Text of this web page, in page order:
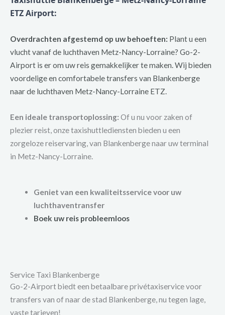
ETZ Airport:
Overdrachten afgestemd op uw behoeften: Plant u een
vlucht vanaf de luchthaven Metz-Nancy-Lorraine? Go-2-
Airport is er om uw reis gemakkelijker te maken. Wij bieden
voordelige en comfortabele transfers van Blankenberge
naar de luchthaven Metz-Nancy-Lorraine ETZ.
Een ideale transportoplossing: Of u nu voor zaken of
plezier reist, onze taxishuttlediensten bieden u een
zorgeloze reiservaring, van Blankenberge naar uw terminal
in Metz-Nancy-Lorraine.
Geniet van een kwaliteitsservice voor uw
luchthaventransfer
Boek uw reis probleemloos
Service Taxi Blankenberge
Go-2-Airport biedt een betaalbare privétaxiservice voor
transfers van of naar de stad Blankenberge, nu tegen lage,
vaste tarieven!